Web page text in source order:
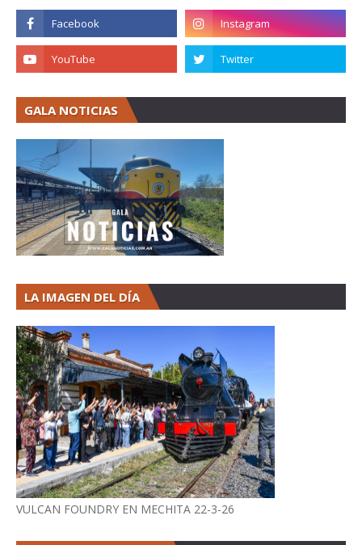
GALA NOTICIAS
LA IMAGEN DEL DÍA
VULCAN FOUNDRY EN MECHITA 22-3-26